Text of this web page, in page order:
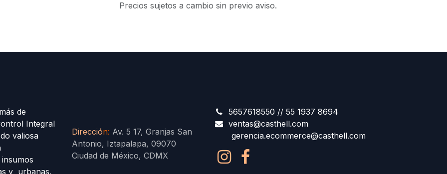
Precios sujetos a cambio sin previo aviso.
de
Integral
valiosa
y urbanas.
Dirección: Av. 5 17, Granjas San
Antonio, Iztapalapa, 09070
Ciudad de México, CDMX
5657618550 // 55 1937 8694
ventas@casthell.com
gerencia.ecommerce@casthell.com